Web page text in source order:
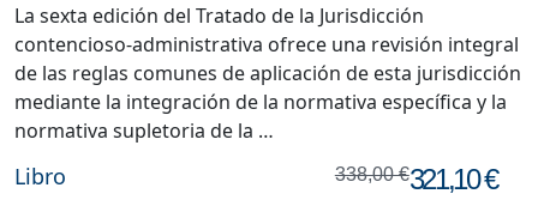
Libro 338,00 €321,10 €
La sexta edición del Tratado de la Jurisdicción
contencioso-administrativa ofrece una revisión integral
de las reglas comunes de aplicación de esta jurisdicción
mediante la integración de la normativa específica y la
normativa supletoria de la …